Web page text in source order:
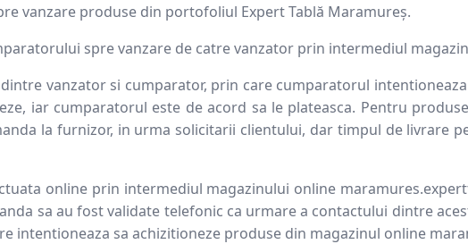
vanzare produse din portofoliul Expert Tablă Maramureș.
spre vanzare de catre vanzator prin intermediul
vanzator si cumparator, prin care cumparatorul
iar cumparatorul este de acord sa le plateasca. Pentru
la furnizor, in urma solicitarii clientului, dar timpul de livrare
online prin intermediul magazinului online
sa au fost validate telefonic ca urmare a contactului dintre
intentioneaza sa achizitioneze produse din magazinul online